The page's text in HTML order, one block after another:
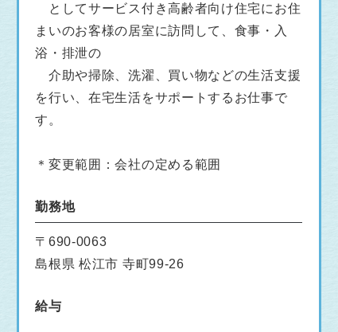
としてサービス付き高齢者向け住宅にお住
まいのお客様の居室に訪問して、食事・入
浴・排泄の
介助や掃除、洗濯、買い物などの生活支援
を行い、在宅生活をサポートするお仕事で
す。
＊変更範囲：会社の定める範囲
勤務地
〒690-0063
島根県 松江市 寺町99-26
給与